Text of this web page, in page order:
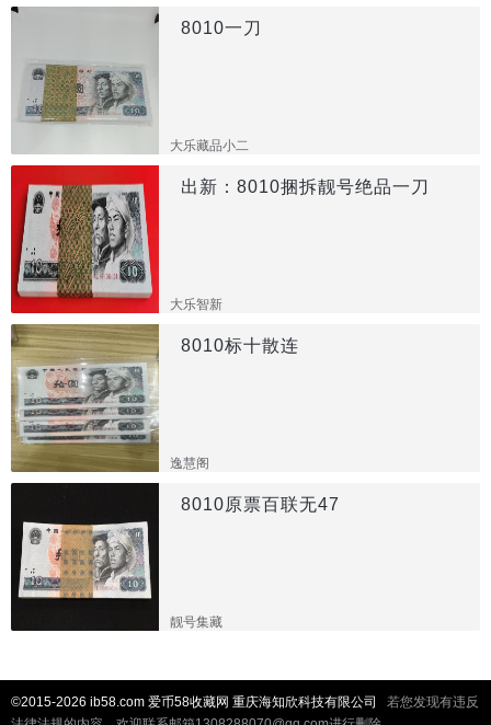
8010一刀
大乐藏品小二
出新：8010捆拆靓号绝品一刀
大乐智新
8010标十散连
逸慧阁
8010原票百联无47
靓号集藏
©2015-2026 ib58.com 爱币58收藏网 重庆海知欣科技有限公司 若您发现有违反